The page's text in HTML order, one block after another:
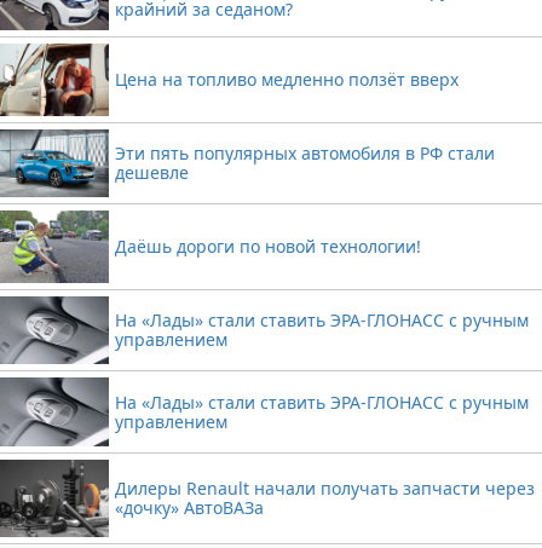
крайний за седаном?
Цена на топливо медленно ползёт вверх
Эти пять популярных автомобиля в РФ стали
дешевле
Даёшь дороги по новой технологии!
На «Лады» стали ставить ЭРА-ГЛОНАСС с ручным
управлением
На «Лады» стали ставить ЭРА-ГЛОНАСС с ручным
управлением
Дилеры Renault начали получать запчасти через
«дочку» АвтоВАЗа